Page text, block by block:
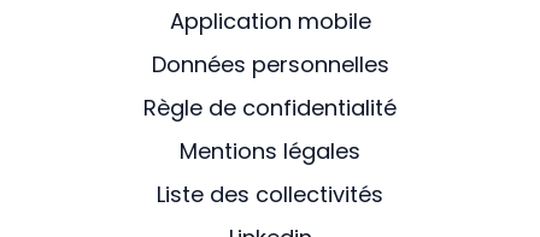
Application mobile
Données personnelles
Règle de confidentialité
Mentions légales
Liste des collectivités